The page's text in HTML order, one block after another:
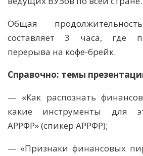
Общая
составляет 3 часа, где
перерыва на кофе-брейк.
Справочно: темы
— «Как распознать
какие инструменты для
АРРФР» (спикер АРРФР);
— «Признаки финансовых